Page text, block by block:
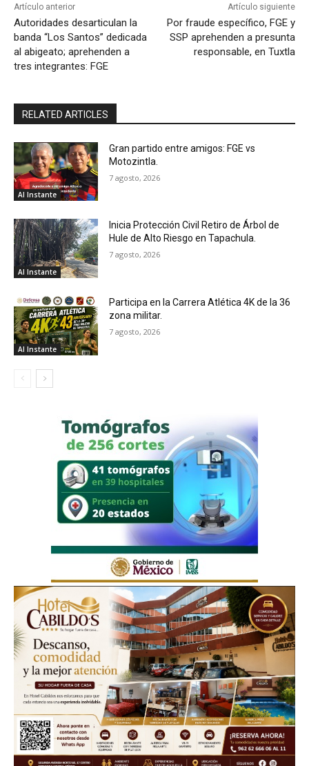
Artículo anterior
Autoridades desarticulan la
banda “Los Santos” dedicada
al abigeato; aprehenden a
tres integrantes: FGE
Artículo siguiente
Por fraude específico, FGE y
SSP aprehenden a presunta
responsable, en Tuxtla
RELATED ARTICLES
Al Instante
Gran partido entre amigos: FGE vs
Motozintla.
7 agosto, 2026
Al Instante
Inicia Protección Civil Retiro de Árbol de
Hule de Alto Riesgo en Tapachula.
7 agosto, 2026
Al Instante
Participa en la Carrera Atlética 4K de la 36
zona militar.
7 agosto, 2026